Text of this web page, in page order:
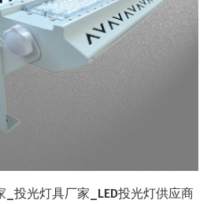
_投光灯具厂家_LED投光灯供应商